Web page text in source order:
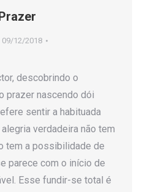
09/12/2018
descobrindo o
prazer nascendo dói
sentir a habituada
verdadeira não tem
tem a possibilidade de
parece com o início de
Esse fundir-se total é